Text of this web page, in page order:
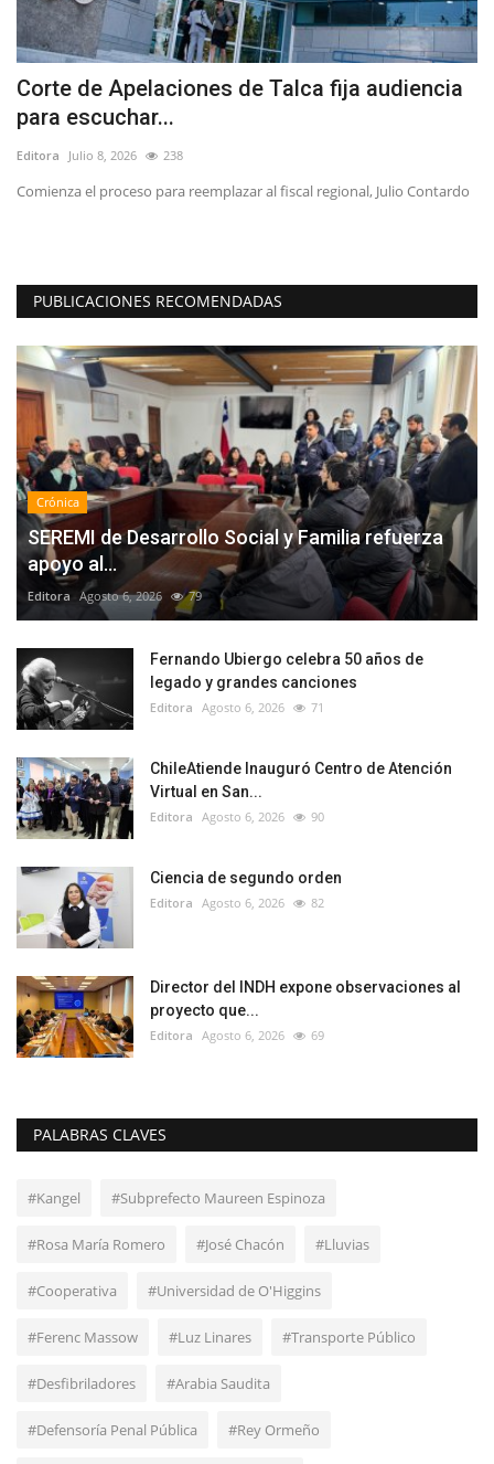
Corte de Apelaciones de Talca fija audiencia
para escuchar...
Editora Julio 8, 2026 238
Comienza el proceso para reemplazar al fiscal regional, Julio Contardo
PUBLICACIONES RECOMENDADAS
Crónica
SEREMI de Desarrollo Social y Familia refuerza
apoyo al...
Editora Agosto 6, 2026 79
Fernando Ubiergo celebra 50 años de
legado y grandes canciones
Editora Agosto 6, 2026 71
ChileAtiende Inauguró Centro de Atención
Virtual en San...
Editora Agosto 6, 2026 90
Ciencia de segundo orden
Editora Agosto 6, 2026 82
Director del INDH expone observaciones al
proyecto que...
Editora Agosto 6, 2026 69
PALABRAS CLAVES
#Kangel #Subprefecto Maureen Espinoza
#Rosa María Romero #José Chacón #Lluvias
#Cooperativa #Universidad de O'Higgins
#Ferenc Massow #Luz Linares #Transporte Público
#Desfibriladores #Arabia Saudita
#Defensoría Penal Pública #Rey Ormeño